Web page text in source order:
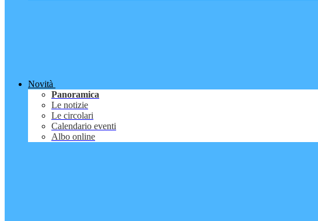
Novità
Panoramica
Le notizie
Le circolari
Calendario eventi
Albo online